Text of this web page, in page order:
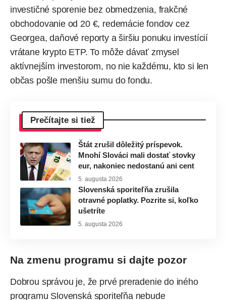
investičné sporenie bez obmedzenia, frakčné
obchodovanie od 20 €, redemácie fondov cez
Georgea, daňové reporty a širšiu ponuku investícií
vrátane krypto ETP. To môže dávať zmysel
aktívnejším investorom, no nie každému, kto si len
občas pošle menšiu sumu do fondu.
Prečítajte si tiež
Štát zrušil dôležitý príspevok.
Mnohí Slováci mali dostať stovky
eur, nakoniec nedostanú ani cent
5. augusta 2026
Slovenská sporiteľňa zrušila
otravné poplatky. Pozrite si, koľko
ušetríte
5. augusta 2026
Na zmenu programu si dajte pozor
Dobrou správou je, že prvé preradenie do iného
programu Slovenská sporiteľňa nebude